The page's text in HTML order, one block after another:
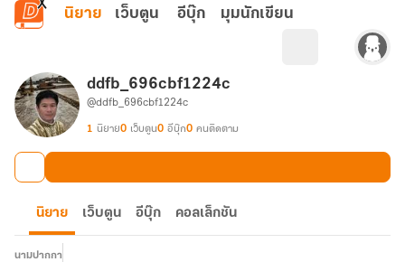
ข้ามไปยังเนื้อหาหลัก
นิยาย เว็บตูน อีบุ๊ก มุมนักเขียน
ddfb_696cbf1224c
@ddfb_696cbf1224c
1 นิยาย0 เว็บตูน0 อีบุ๊ก0 คนติดตาม
นิยาย เว็บตูน อีบุ๊ก คอลเล็กชัน
นามปากกา